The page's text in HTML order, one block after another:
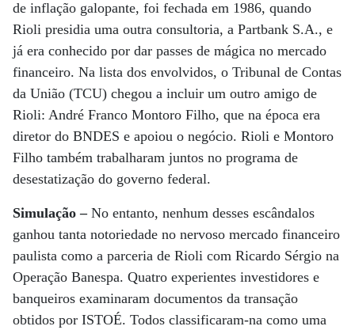
de inflação galopante, foi fechada em 1986, quando
Rioli presidia uma outra consultoria, a Partbank S.A., e
já era conhecido por dar passes de mágica no mercado
financeiro. Na lista dos envolvidos, o Tribunal de Contas
da União (TCU) chegou a incluir um outro amigo de
Rioli: André Franco Montoro Filho, que na época era
diretor do BNDES e apoiou o negócio. Rioli e Montoro
Filho também trabalharam juntos no programa de
desestatização do governo federal.
Simulação –No entanto, nenhum desses escândalos
ganhou tanta notoriedade no nervoso mercado financeiro
paulista como a parceria de Rioli com Ricardo Sérgio na
Operação Banespa. Quatro experientes investidores e
banqueiros examinaram documentos da transação
obtidos por ISTOÉ. Todos classificaram-na como uma